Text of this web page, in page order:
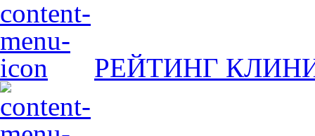
РЕЙТИНГ